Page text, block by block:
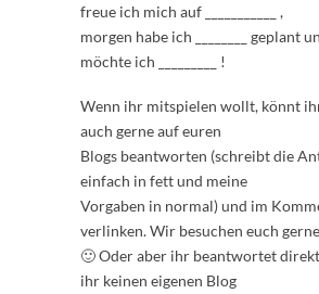
freue ich mich auf ___________ ,
morgen habe ich ________ geplant
möchte ich _________ !
Wenn ihr mitspielen wollt, könnt
auch gerne auf euren
Blogs beantworten (schreibt die
einfach in fett und meine
Vorgaben in normal) und im
verlinken. Wir besuchen euch gerne
🙂 Oder aber ihr beantwortet
ihr keinen eigenen Blog